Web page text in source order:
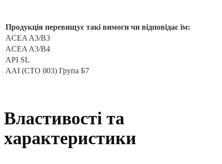
Продукція перевищує такі вимоги чи відповідає їм:
ACEA A3/B3
ACEA A3/B4
API SL
ААІ (СТО 003) Група Б7
Властивості та
характеристики